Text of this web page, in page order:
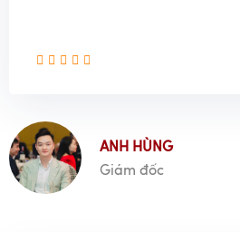
ANH HÙNG
Giám đốc